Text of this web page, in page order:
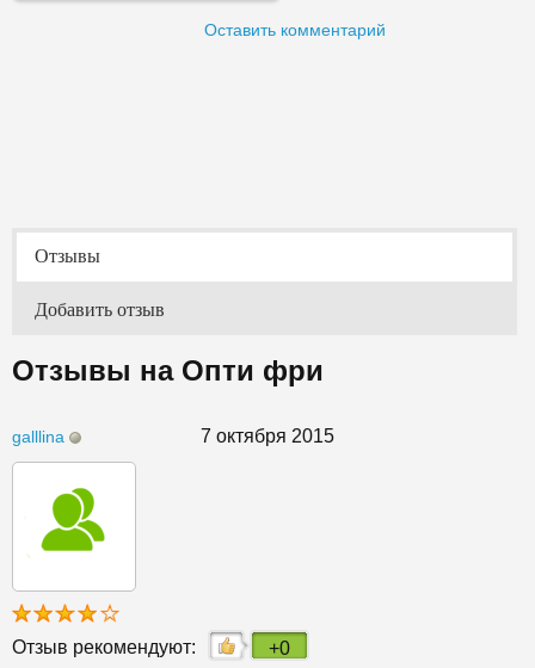
Оставить комментарий
Отзывы
Добавить отзыв
Отзывы на Опти фри
galllina 7 октября 2015
Отзыв рекомендуют: +0